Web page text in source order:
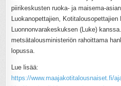
piirikeskusten ruoka- ja maisema-
Luokanopettajien, Kotitalousopettajien
Luonnonvarakeskuksen (Luke)
metsätalousministeriön rahoittama
lopussa.
Lue lisää:
https://www.maajakotitalousnaiset.fi/